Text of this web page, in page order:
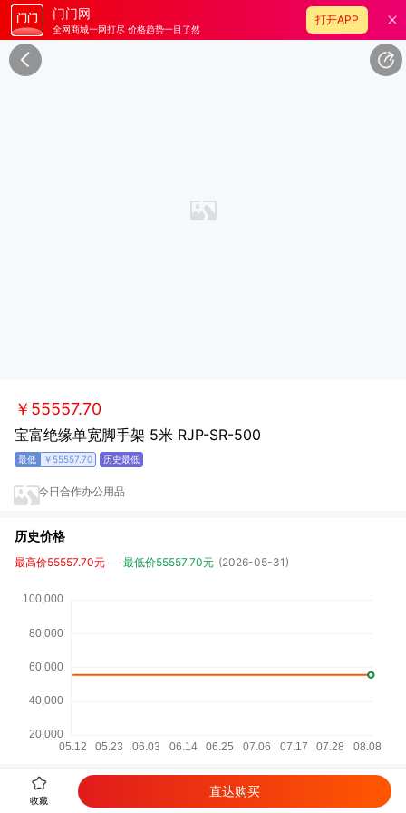
门门网
全网商城一网打尽 价格趋势一目了然
打开APP
￥55557.70
宝富绝缘单宽脚手架 5米 RJP-SR-500
￥55557.70
今日合作办公用品
历史价格
最高价55557.70元 最低价55557.70元 (2026-05-31)
详细参数
收藏
直达购买